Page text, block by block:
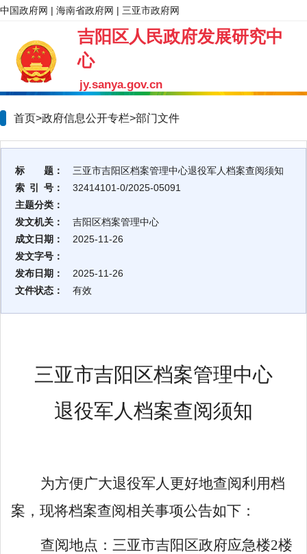
中国政府网 | 海南省政府网 | 三亚市政府网
吉阳区人民政府发展研究中
心
jy.sanya.gov.cn
首页>政府信息公开专栏>部门文件
标 题：
三亚市吉阳区档案管理中心退役军人档案查阅须知
索 引 号：
32414101-0/2025-05091
主题分类：
发文机关：
吉阳区档案管理中心
成文日期：
2025-11-26
发文字号：
发布日期：
2025-11-26
文件状态：
有效
三亚市吉阳区档案管理中心
退役军人档案查阅须知
为方便广大退役军人更好地查阅利用档
案，现将档案查阅相关事项公告如下 ：
查阅地点：三亚市吉阳区政府应急楼2楼